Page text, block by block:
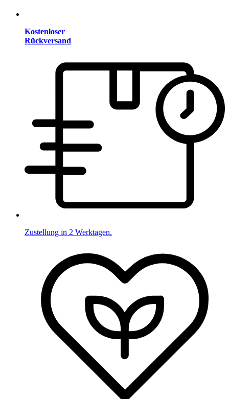
Kostenloser
Rückversand
Zustellung in 2 Werktagen.